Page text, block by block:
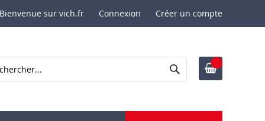
Bienvenue sur vich.fr Connexion Créer un compte
Rechercher